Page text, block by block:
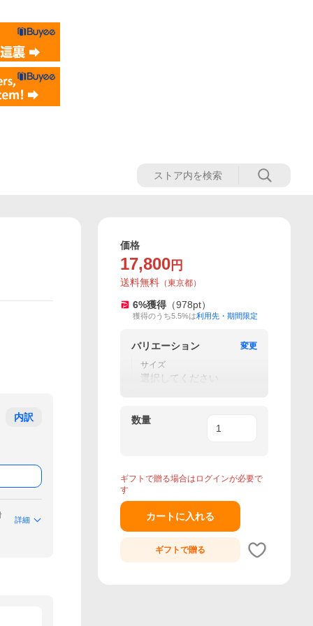
内訳
詳細
価格
17,800 円
送料無料 （東京都）
6%獲得 （978pt）
獲得のうち5.5%は利用先・期間限定
バリエーション
変更
サイズ
選択してください
数量
ギフトで贈る場合はログインが必要で
す
カートに入れる
ギフトで贈る